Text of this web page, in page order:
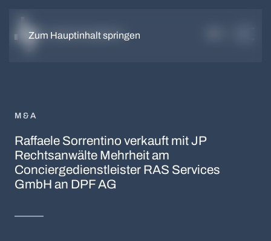
Zum Hauptinhalt springen
M&A
Raffaele Sorrentino verkauft mit JP
Rechtsanwälte Mehrheit am
Conciergedienstleister RAS Services
GmbH an DPF AG